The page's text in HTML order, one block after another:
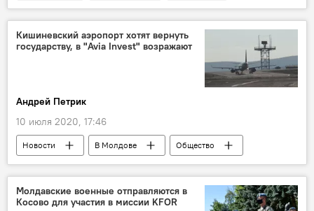
Кишиневский аэропорт хотят вернуть
государству, в "Avia Invest" возражают
Андрей Петрик
10 июля 2020, 17:46
Новости В Молдове
Общество
возвращение
организация
государство
Молдавские военные отправляются в
Косово для участия в миссии KFOR